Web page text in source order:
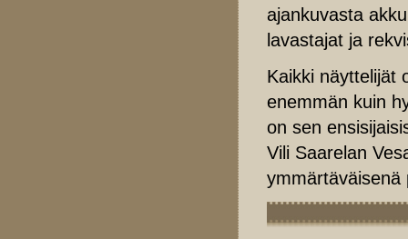
ajankuvasta
lavastajat ja
Kaikki näyttelijät
enemmän kuin
on sen
Vili Saarelan
ymmärtäväisenä